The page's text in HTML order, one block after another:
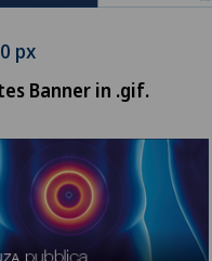
px
Banner in .gif.